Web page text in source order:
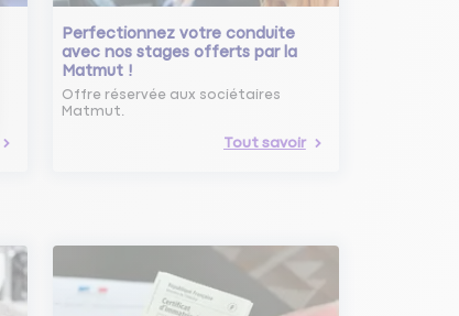
Perfectionnez votre conduite
avec nos stages offerts par la
Matmut !
Offre réservée aux sociétaires
Matmut.
Tout savoir